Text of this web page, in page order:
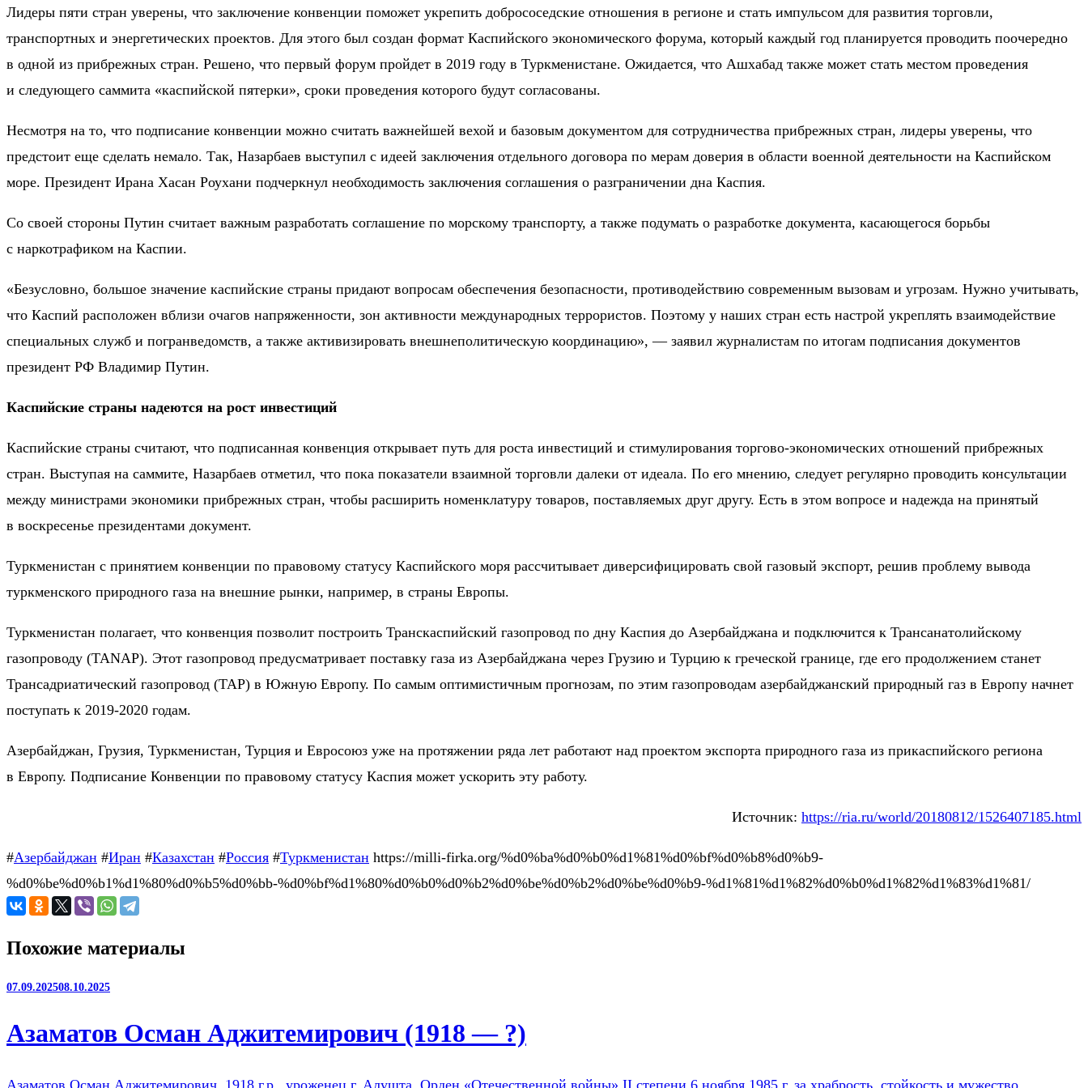
Лидеры пяти стран уверены, что заключение конвенции поможет укрепить добрососедские отношения в регионе и стать импульсом для развития торговли,
транспортных и энергетических проектов. Для этого был создан формат Каспийского экономического форума, который каждый год планируется проводить поочередно
в одной из прибрежных стран. Решено, что первый форум пройдет в 2019 году в Туркменистане. Ожидается, что Ашхабад также может стать местом проведения
и следующего саммита «каспийской пятерки», сроки проведения которого будут согласованы.
Несмотря на то, что подписание конвенции можно считать важнейшей вехой и базовым документом для сотрудничества прибрежных стран, лидеры уверены, что
предстоит еще сделать немало. Так, Назарбаев выступил с идеей заключения отдельного договора по мерам доверия в области военной деятельности на Каспийском
море. Президент Ирана Хасан Роухани подчеркнул необходимость заключения соглашения о разграничении дна Каспия.
Со своей стороны Путин считает важным разработать соглашение по морскому транспорту, а также подумать о разработке документа, касающегося борьбы
с наркотрафиком на Каспии.
«Безусловно, большое значение каспийские страны придают вопросам обеспечения безопасности, противодействию современным вызовам и угрозам. Нужно учитывать,
что Каспий расположен вблизи очагов напряженности, зон активности международных террористов. Поэтому у наших стран есть настрой укреплять взаимодействие
специальных служб и погранведомств, а также активизировать внешнеполитическую координацию», — заявил журналистам по итогам подписания документов
президент РФ Владимир Путин.
Каспийские страны надеются на рост инвестиций
Каспийские страны считают, что подписанная конвенция открывает путь для роста инвестиций и стимулирования торгово-экономических отношений прибрежных
стран. Выступая на саммите, Назарбаев отметил, что пока показатели взаимной торговли далеки от идеала. По его мнению, следует регулярно проводить консультации
между министрами экономики прибрежных стран, чтобы расширить номенклатуру товаров, поставляемых друг другу. Есть в этом вопросе и надежда на принятый
в воскресенье президентами документ.
Туркменистан с принятием конвенции по правовому статусу Каспийского моря рассчитывает диверсифицировать свой газовый экспорт, решив проблему вывода
туркменского природного газа на внешние рынки, например, в страны Европы.
Туркменистан полагает, что конвенция позволит построить Транскаспийский газопровод по дну Каспия до Азербайджана и подключится к Трансанатолийскому
газопроводу (TANAP). Этот газопровод предусматривает поставку газа из Азербайджана через Грузию и Турцию к греческой границе, где его продолжением станет
Трансадриатический газопровод (TAP) в Южную Европу. По самым оптимистичным прогнозам, по этим газопроводам азербайджанский природный газ в Европу начнет
поступать к 2019-2020 годам.
Азербайджан, Грузия, Туркменистан, Турция и Евросоюз уже на протяжении ряда лет работают над проектом экспорта природного газа из прикаспийского региона
в Европу. Подписание Конвенции по правовому статусу Каспия может ускорить эту работу.
Источник: https://ria.ru/world/20180812/1526407185.html
#Азербайджан #Иран #Казахстан #Россия #Туркменистан https://milli-firka.org/%d0%ba%d0%b0%d1%81%d0%bf%d0%b8%d0%b9-
%d0%be%d0%b1%d1%80%d0%b5%d0%bb-%d0%bf%d1%80%d0%b0%d0%b2%d0%be%d0%b2%d0%be%d0%b9-%d1%81%d1%82%d0%b0%d1%82%d1%83%d1%81/
Похожие материалы
07.09.202508.10.2025
Азаматов Осман Аджитемирович (1918 — ?)